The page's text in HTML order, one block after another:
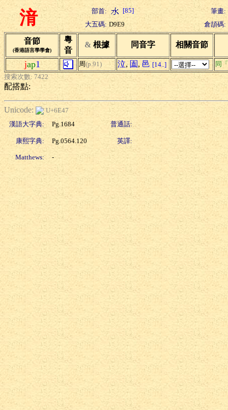
湇 部首: [85]
筆畫:
大五碼: D9E9 倉頡碼:
音節
(香港語言學學會)
粵
音
& 根據 同音字 相關音節
jap1 周(p.91) 泣, 圔 , 邑 [14..]
同
搜索次數: 7422
配搭點:
Unicode:
U+6E47
漢語大字典:
Pg.1684 普通話:
康熙字典: Pg.0564.120 英譯:
Matthews: -